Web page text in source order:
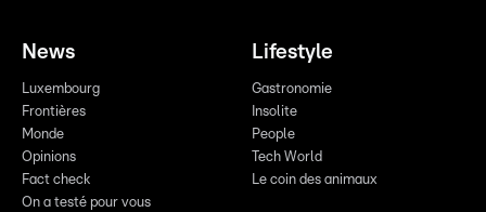
News
Luxembourg
Frontières
Monde
Opinions
Fact check
On a testé pour vous
Lifestyle
Gastronomie
Insolite
People
Tech World
Le coin des animaux